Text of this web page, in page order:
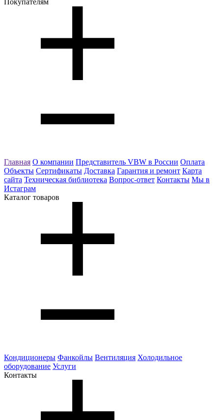
Покупателям
Главная О компании Представитель VBW в России Оплата
Объекты Сертификаты Доставка Гарантия и ремонт Карта
сайта Техническая библиотека Вопрос-ответ Контакты Мы в
Истаграм
Каталог товаров
Кондиционеры Фанкойлы Вентиляция Холодильное
оборудование Услуги
Контакты